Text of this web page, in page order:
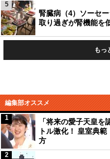
腎臓病（4）ソーセ
取り過ぎが腎機能を
5
もっ
編集部オススメ
「将来の愛子天皇
トル激化！ 皇室典
方
1
2